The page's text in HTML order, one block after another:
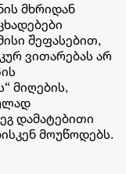
მხრიდან
შეფასებით,
ვითარებას არ
მიღების,
დამატებითი
მოუწოდებს.